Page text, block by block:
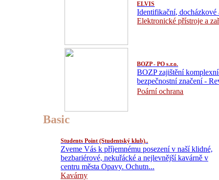
ELVIS
Identifikační, docházkové
Elektronické přístroje a
BOZP - PO s.r.o.
BOZP zajištění
bezpečnostní značení -
Poární ochrana
Basic
Students Point (Studentský klub)..
Zveme Vás k příjemnému posezení v naší klidné,
bezbariérové, nekuřácké a nejlevnější kavárně v
centru města Opavy. Ochutn...
Kavárny